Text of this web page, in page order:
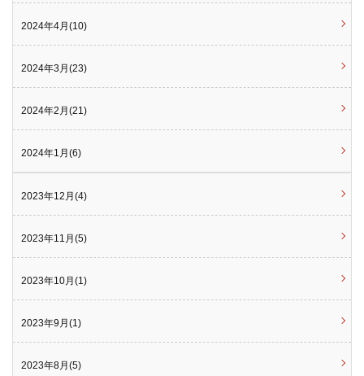
2024年4月(10)
2024年3月(23)
2024年2月(21)
2024年1月(6)
2023年12月(4)
2023年11月(5)
2023年10月(1)
2023年9月(1)
2023年8月(5)